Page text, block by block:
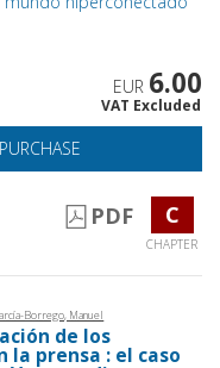
EUR 6.00
VAT Excluded
PURCHASE
PDF C
CHAPTER
Borrego, Manuel
de los
la prensa : el caso